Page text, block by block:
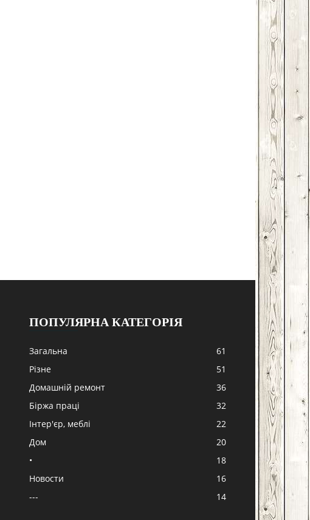
ПОПУЛЯРНА КАТЕГОРІЯ
Загальна
61
Різне
51
Домашній ремонт
36
Біржа праці
32
Інтер'єр, меблі
22
Дом
20
•
18
Новости
16
---
14